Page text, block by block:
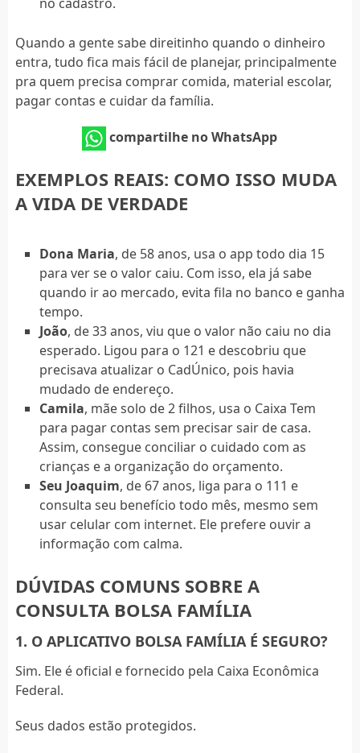
Quando a gente sabe direitinho quando o dinheiro
entra, tudo fica mais fácil de planejar, principalmente
pra quem precisa comprar comida, material escolar,
pagar contas e cuidar da família.
compartilhe no WhatsApp
EXEMPLOS REAIS: COMO ISSO MUDA
A VIDA DE VERDADE
Dona Maria, de 58 anos, usa o app todo dia 15
para ver se o valor caiu. Com isso, ela já sabe
quando ir ao mercado, evita fila no banco e ganha
tempo.
João, de 33 anos, viu que o valor não caiu no dia
esperado. Ligou para o 121 e descobriu que
precisava atualizar o CadÚnico, pois havia
mudado de endereço.
Camila, mãe solo de 2 filhos, usa o Caixa Tem
para pagar contas sem precisar sair de casa.
Assim, consegue conciliar o cuidado com as
crianças e a organização do orçamento.
Seu Joaquim, de 67 anos, liga para o 111 e
consulta seu benefício todo mês, mesmo sem
usar celular com internet. Ele prefere ouvir a
informação com calma.
DÚVIDAS COMUNS SOBRE A
CONSULTA BOLSA FAMÍLIA
1. O APLICATIVO BOLSA FAMÍLIA É SEGURO?
Sim. Ele é oficial e fornecido pela Caixa Econômica
Federal.
Seus dados estão protegidos.